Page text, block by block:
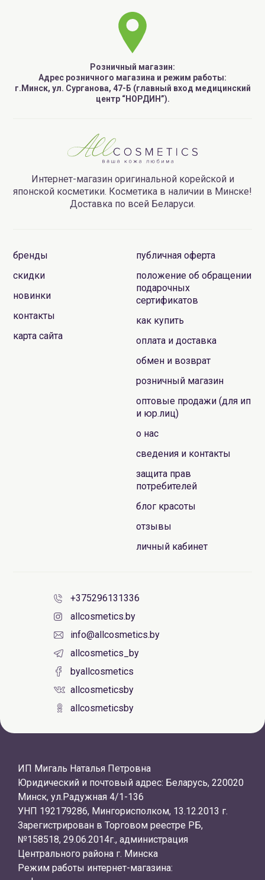
Розничный магазин:
Адрес розничного магазина и режим работы:
г.Минск, ул. Сурганова, 47-Б (главный вход медицинский
центр “НОРДИН”).
Интернет-магазин оригинальной корейской и
японской косметики. Косметика в наличии в Минске!
Доставка по всей Беларуси.
бренды
скидки
новинки
контакты
карта сайта
публичная оферта
положение об обращении
подарочных
сертификатов
как купить
оплата и доставка
обмен и возврат
розничный магазин
оптовые продажи (для ип
и юр.лиц)
о нас
сведения и контакты
защита прав
потребителей
блог красоты
отзывы
личный кабинет
+375296131336
allcosmetics.by
info@allcosmetics.by
allcosmetics_by
byallcosmetics
allcosmeticsby
allcosmeticsby
ИП Мигаль Наталья Петровна
Юридический и почтовый адрес: Беларусь, 220020
Минск, ул.Радужная 4/1-136
УНП 192179286, Мингорисполком, 13.12.2013 г.
Зарегистрирован в Торговом реестре РБ,
№158518, 29.06.2014г., администрация
Центрального района г. Минска
Режим работы интернет-магазина: